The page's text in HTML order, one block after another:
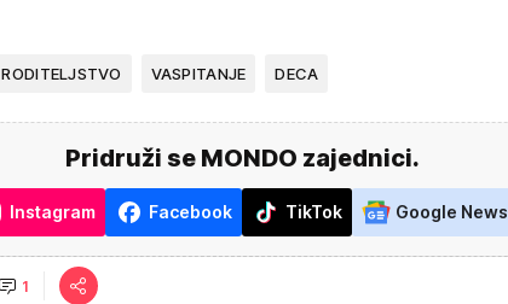
RODITELJSTVO VASPITANJE DECA
Pridruži se MONDO zajednici.
Instagram Facebook TikTok Google News
1